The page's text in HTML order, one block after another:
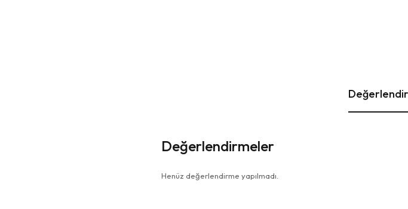
Değerlendirmeler
Henüz değerlendirme yapılmadı.